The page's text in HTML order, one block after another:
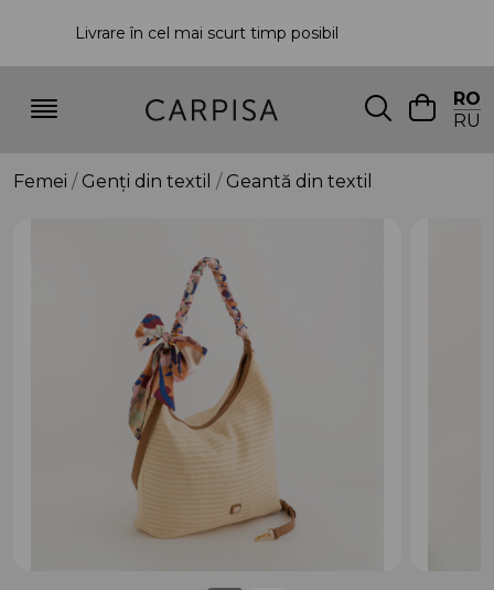
Livrare în cel mai scurt timp posibil
RO
RU
Femei Genți din textil Geantă din textil